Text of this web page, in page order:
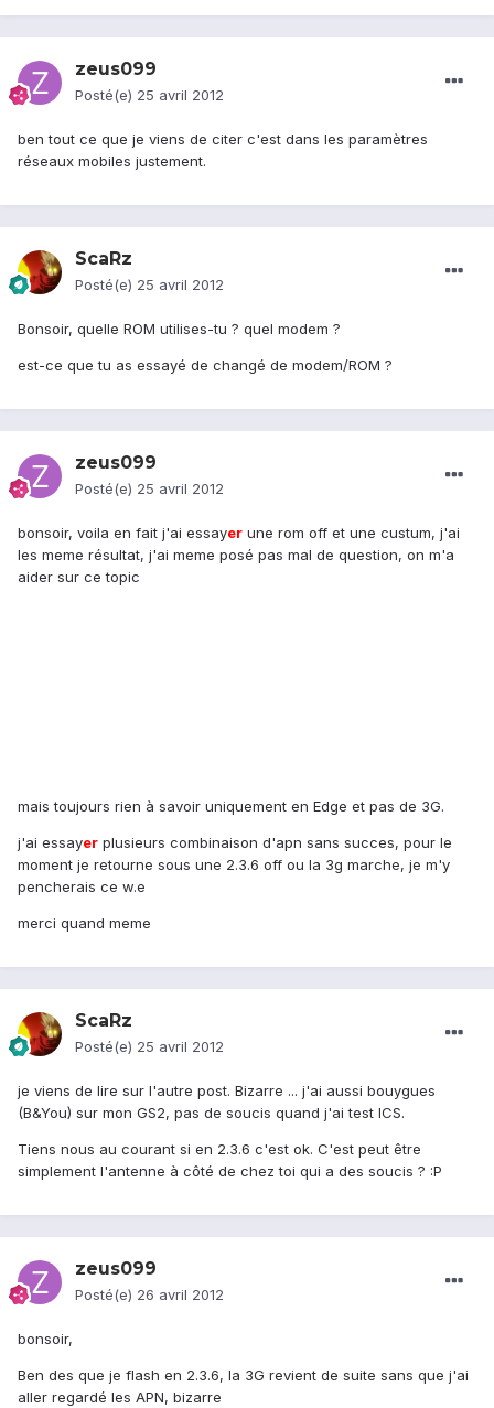
zeus099
Posté(e) 25 avril 2012
ben tout ce que je viens de citer c'est dans les paramètres
réseaux mobiles justement.
ScaRz
Posté(e) 25 avril 2012
Bonsoir, quelle ROM utilises-tu ? quel modem ?
est-ce que tu as essayé de changé de modem/ROM ?
zeus099
Posté(e) 25 avril 2012
bonsoir, voila en fait j'ai essayer une rom off et une custum, j'ai
les meme résultat, j'ai meme posé pas mal de question, on m'a
aider sur ce topic
mais toujours rien à savoir uniquement en Edge et pas de 3G.
j'ai essayer plusieurs combinaison d'apn sans succes, pour le
moment je retourne sous une 2.3.6 off ou la 3g marche, je m'y
pencherais ce w.e
merci quand meme
ScaRz
Posté(e) 25 avril 2012
je viens de lire sur l'autre post. Bizarre ... j'ai aussi bouygues
(B&You) sur mon GS2, pas de soucis quand j'ai test ICS.
Tiens nous au courant si en 2.3.6 c'est ok. C'est peut être
simplement l'antenne à côté de chez toi qui a des soucis ? :P
zeus099
Posté(e) 26 avril 2012
bonsoir,
Ben des que je flash en 2.3.6, la 3G revient de suite sans que j'ai
aller regardé les APN, bizarre